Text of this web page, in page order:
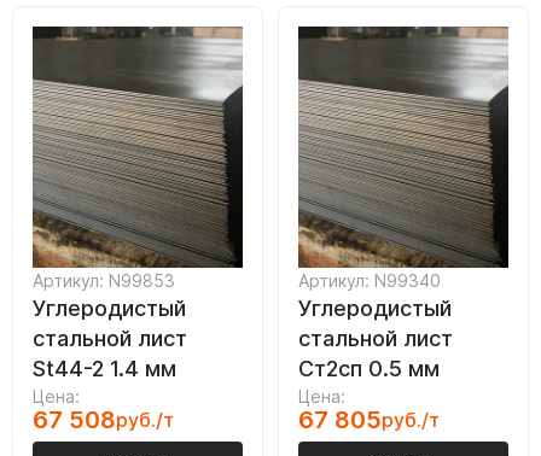
Артикул: N99853
Углеродистый
стальной лист
St44-2 1.4 мм
Цена:
67 508руб./т
Артикул: N99340
Углеродистый
стальной лист
Ст2сп 0.5 мм
Цена:
67 805руб./т